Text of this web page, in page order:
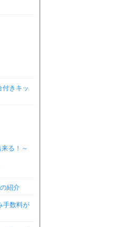
付きキッ
る！～
紹介
手数料が